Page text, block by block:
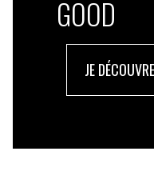
GOOD
JE